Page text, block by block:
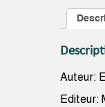
Auteur:
Editeur: